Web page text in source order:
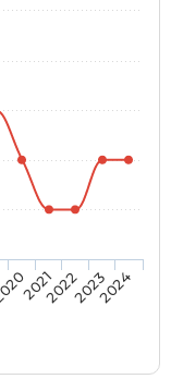
2021202220232024